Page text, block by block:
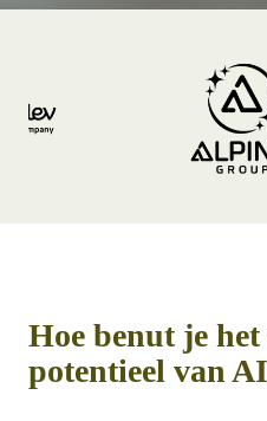
Hoe benut je
potentieel van